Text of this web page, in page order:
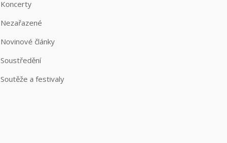
Koncerty
Nezařazené
Novinové články
Soustředění
Soutěže a festivaly